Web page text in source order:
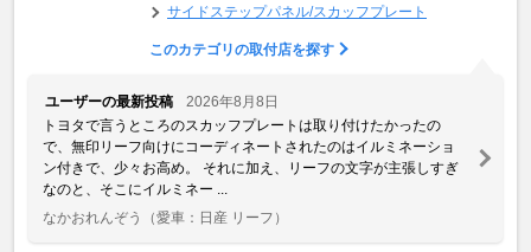
サイドステップパネル/スカッフプレート
このカテゴリの取付店を探す
ユーザーの最新投稿
2026年8月8日
トヨタで言うところのスカッフプレートは取り付けたかったの
で、無印リーフ向けにコーディネートされたのはイルミネーショ
ン付きで、少々お高め。 それに加え、リーフの文字が主張しすぎ
なのと、そこにイルミネー ...
なかおれんぞう
（愛車：日産 リーフ）